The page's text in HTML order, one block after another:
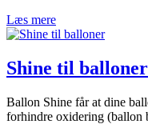
Læs mere
Shine til balloner
Ballon Shine får at dine
forhindre oxidering (ballon